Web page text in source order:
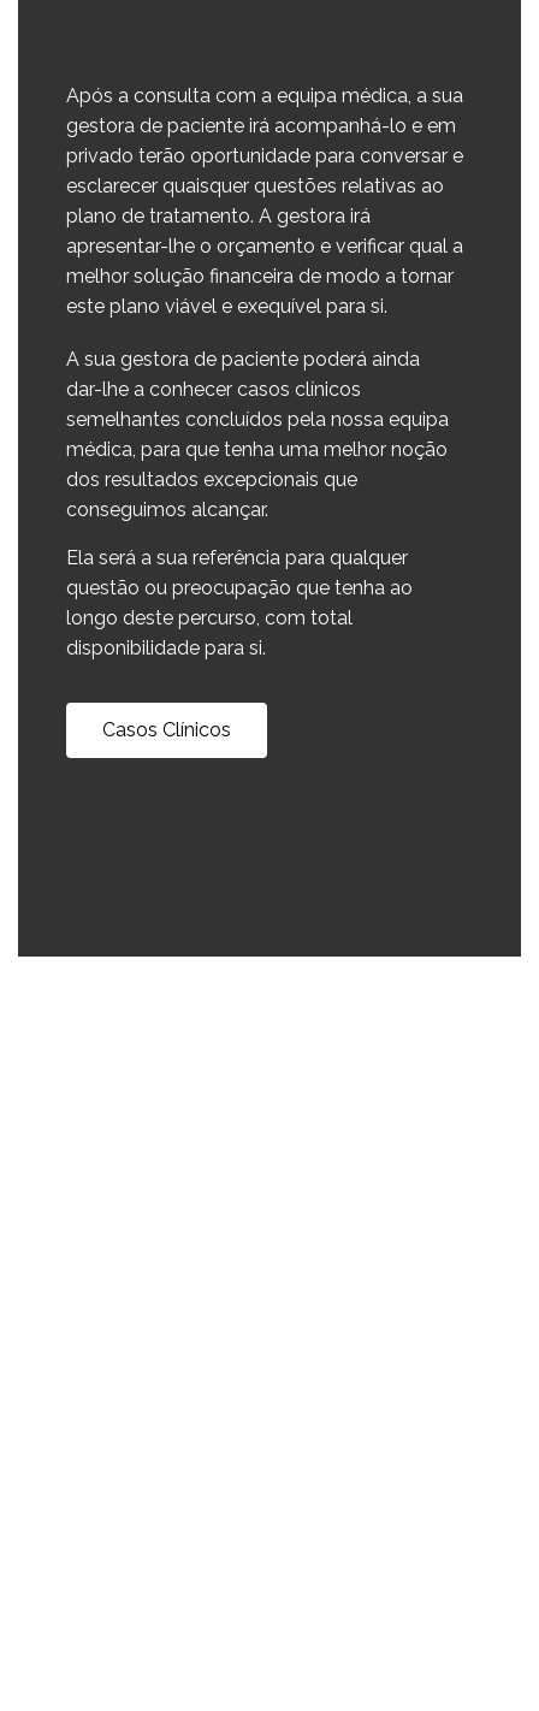
Após a consulta com a equipa médica, a sua
gestora de paciente irá acompanhá-lo e em
privado terão oportunidade para conversar e
esclarecer quaisquer questões relativas ao
plano de tratamento. A gestora irá
apresentar-lhe o orçamento e verificar qual a
melhor solução financeira de modo a tornar
este plano viável e exequível para si.
A sua gestora de paciente poderá ainda
dar-lhe a conhecer casos clínicos
semelhantes concluídos pela nossa equipa
médica, para que tenha uma melhor noção
dos resultados excepcionais que
conseguimos alcançar.
Ela será a sua referência para qualquer
questão ou preocupação que tenha ao
longo deste percurso, com total
disponibilidade para si.
Casos Clínicos